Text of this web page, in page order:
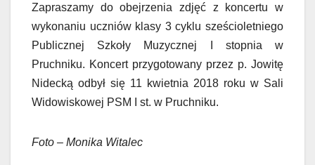
Zapraszamy do obejrzenia zdjęć z koncertu w
wykonaniu uczniów klasy 3 cyklu sześcioletniego
Publicznej Szkoły Muzycznej I stopnia w
Pruchniku. Koncert przygotowany przez p. Jowitę
Nidecką odbył się 11 kwietnia 2018 roku w Sali
Widowiskowej PSM I st. w Pruchniku.
Foto – Monika Witalec